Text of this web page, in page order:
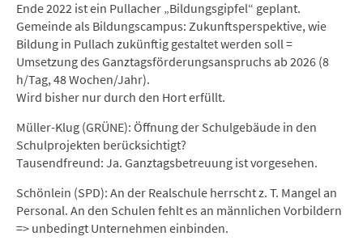
Ende 2022 ist ein Pullacher „Bildungsgipfel“ geplant.
Gemeinde als Bildungscampus: Zukunftsperspektive, wie
Bildung in Pullach zukünftig gestaltet werden soll =
Umsetzung des Ganztagsförderungsanspruchs ab 2026 (8
h/Tag, 48 Wochen/Jahr).
Wird bisher nur durch den Hort erfüllt.
Müller-Klug (GRÜNE): Öffnung der Schulgebäude in den
Schulprojekten berücksichtigt?
Tausendfreund: Ja. Ganztagsbetreuung ist vorgesehen.
Schönlein (SPD): An der Realschule herrscht z. T. Mangel an
Personal. An den Schulen fehlt es an männlichen Vorbildern
=> unbedingt Unternehmen einbinden.